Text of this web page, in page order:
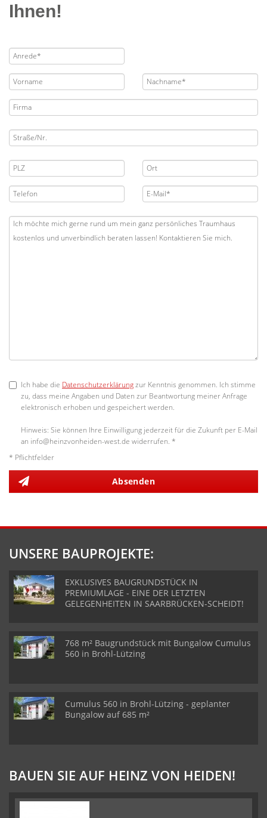
Ihnen!
Ich habe die Datenschutzerklärungzur Kenntnis genommen. Ich stimme
zu, dass meine Angaben und Daten zur Beantwortung meiner Anfrage
elektronisch erhoben und gespeichert werden.
Hinweis: Sie können Ihre Einwilligung jederzeit für die Zukunft per E-Mail
an info@heinzvonheiden-west.de widerrufen. *
* Pflichtfelder
Absenden
UNSERE BAUPROJEKTE:
EXKLUSIVES BAUGRUNDSTÜCK IN
PREMIUMLAGE - EINE DER LETZTEN
GELEGENHEITEN IN SAARBRÜCKEN-SCHEIDT!
768 m² Baugrundstück mit Bungalow Cumulus
560 in Brohl-Lützing
Cumulus 560 in Brohl-Lützing - geplanter
Bungalow auf 685 m²
BAUEN SIE AUF HEINZ VON HEIDEN!